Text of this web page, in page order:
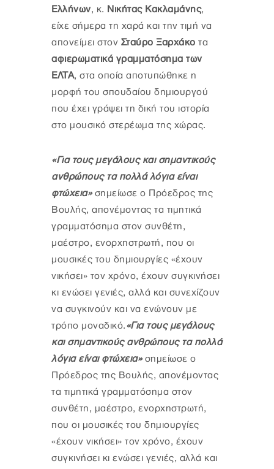
Ελλήνων, κ. Νικήτας Κακλαμάνης,
είχε σήμερα τη χαρά και την τιμή να
απονείμει στον Σταύρο Ξαρχάκο τα
αφιερωματικά γραμματόσημα των
ΕΛΤΑ, στα οποία αποτυπώθηκε η
μορφή του σπουδαίου δημιουργού
που έχει γράψει τη δική του ιστορία
στο μουσικό στερέωμα της χώρας.
«Για τους μεγάλους και σημαντικούς
ανθρώπους τα πολλά λόγια είναι
φτώχεια»σημείωσε ο Πρόεδρος της
Βουλής, απονέμοντας τα τιμητικά
γραμματόσημα στον συνθέτη,
μαέστρο, ενορχηστρωτή, που οι
μουσικές του δημιουργίες «έχουν
νικήσει» τον χρόνο, έχουν συγκινήσει
κι ενώσει γενιές, αλλά και συνεχίζουν
να συγκινούν και να ενώνουν με
τρόπο μοναδικό.«Για τους μεγάλους
και σημαντικούς ανθρώπους τα πολλά
λόγια είναι φτώχεια» σημείωσε ο
Πρόεδρος της Βουλής, απονέμοντας
τα τιμητικά γραμματόσημα στον
συνθέτη, μαέστρο, ενορχηστρωτή,
που οι μουσικές του δημιουργίες
«έχουν νικήσει» τον χρόνο, έχουν
συγκινήσει κι ενώσει γενιές, αλλά και